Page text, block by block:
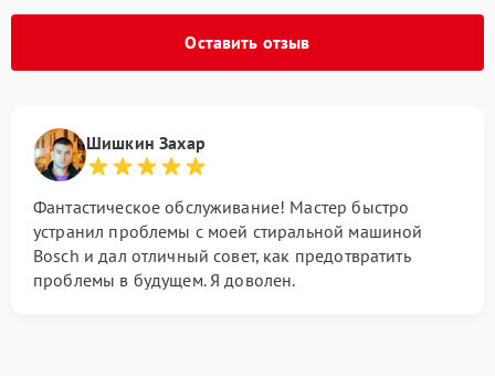
Оставить отзыв
Шишкин Захар
Фантастическое обслуживание! Мастер быстро
устранил проблемы с моей стиральной машиной
Bosch и дал отличный совет, как предотвратить
проблемы в будущем. Я доволен.